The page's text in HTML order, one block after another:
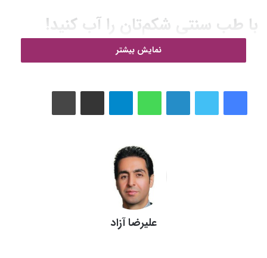
با طب سنتی شکم‌تان را آب کنید!
طب سنتی به شما می‌گوید که بدون استفاده از دارو و قرص‌های
در روزهای آخر سال بین همه دغدغه‌های ریز و درشتی که دارید کمی
شاید دل‌تان بخواهد در جمع دوستان و اقوام خوش‌اندام‌تر از سال
گذشته به نظر برسید. فقط یادتان باشد، تنها چند هفته فرصت دارید
چه افرادی مستعد چاقی شکمی
نمایش بیشتر
لینکدین واتس آپ تلگرام اشتراک گذاری از طریق ایمیل چاپ
علیرضا آزاد